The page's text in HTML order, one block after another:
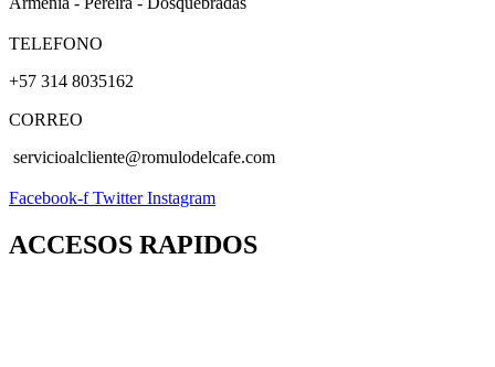
TELEFONO
+57 314 8035162
CORREO
servicioalcliente@romulodelcafe.com
Facebook-f Twitter Instagram
ACCESOS RAPIDOS